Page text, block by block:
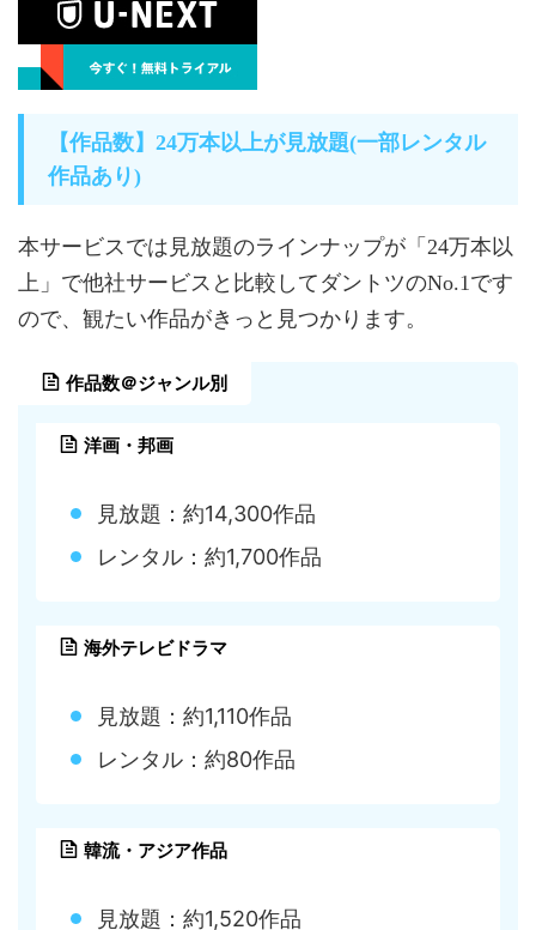
【作品数】24万本以上が見放題(一部レンタル
作品あり)
本サービスでは見放題のラインナップが「24万本以
上」で他社サービスと比較してダントツのNo.1です
ので、観たい作品がきっと見つかります。
作品数＠ジャンル別
洋画・邦画
見放題：約14,300作品
レンタル：約1,700作品
海外テレビドラマ
見放題：約1,110作品
レンタル：約80作品
韓流・アジア作品
見放題：約1,520作品